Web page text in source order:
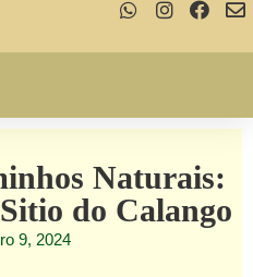
Naturais:
do Calango
9, 2024